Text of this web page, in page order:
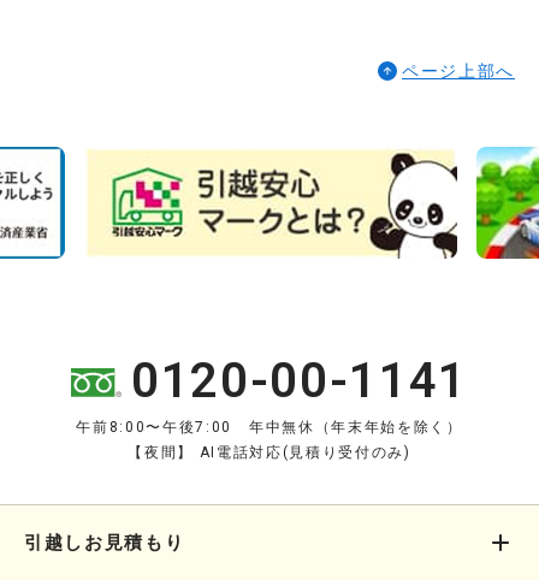
ページ上部へ
0120-00-1141
午前8:00〜午後7:00 年中無休（年末年始を除く）
【夜間】 AI電話対応(見積り受付のみ)
引越しお見積もり